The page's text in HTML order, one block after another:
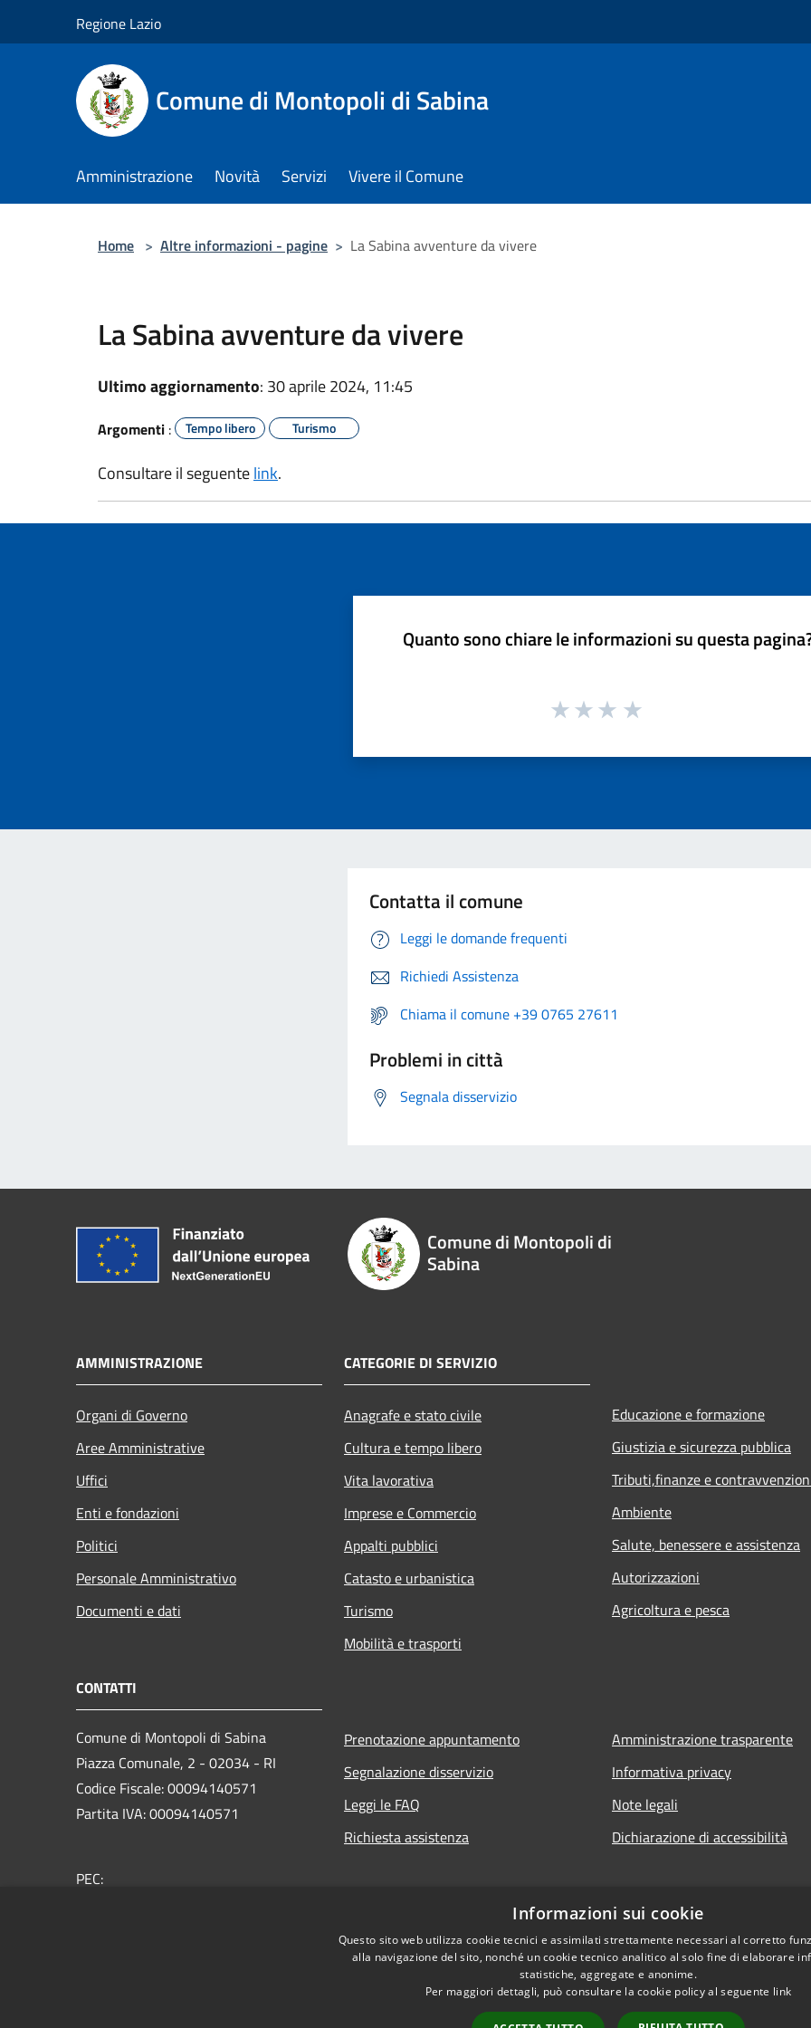
Regione Lazio
Comune di Montopoli di Sabina
Amministrazione Novità Servizi Vivere il Comune
Home > Altre informazioni - pagine > La Sabina avventure da vivere
La Sabina avventure da vivere
Ultimo aggiornamento: 30 aprile 2024, 11:45
Argomenti : Tempo libero Turismo
Consultare il seguentelink.
Quanto sono chiare le informazioni su questa
Contatta il comune
Leggi le domande frequenti
Richiedi Assistenza
Chiama il comune +39 0765 27611
Problemi in città
Segnala disservizio
Comune di Montopoli di
Sabina
AMMINISTRAZIONE
Organi di Governo
Aree Amministrative
Uffici
Enti e fondazioni
Politici
Personale Amministrativo
Documenti e dati
CATEGORIE DI SERVIZIO
Anagrafe e stato civile
Cultura e tempo libero
Vita lavorativa
Imprese e Commercio
Appalti pubblici
Catasto e urbanistica
Turismo
Mobilità e trasporti
Educazione e formazione
Giustizia e sicurezza pubblica
Tributi,finanze e
Ambiente
Salute, benessere e assistenza
Autorizzazioni
Agricoltura e pesca
CONTATTI
Comune di Montopoli di Sabina
Piazza Comunale, 2 - 02034 - RI
Codice Fiscale: 00094140571
Partita IVA: 00094140571
PEC:
Prenotazione appuntamento
Segnalazione disservizio
Leggi le FAQ
Richiesta assistenza
Amministrazione trasparente
Informativa privacy
Note legali
Dichiarazione di accessibilità
Informazioni sui cookie
Questo sito web utilizza cookie tecnici e assimilati strettamente necessari al corretto
alla navigazione del sito, nonché un cookie tecnico analitico al solo fine di elaborare
statistiche, aggregate e anonime.
Per maggiori dettagli, può consultare la cookie policy al seguente link